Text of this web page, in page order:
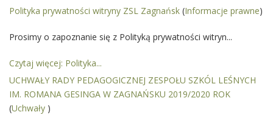
Polityka prywatności witryny ZSL Zagnańsk (Informacje prawne)
Prosimy o zapoznanie się z Polityką prywatności witryn...
Czytaj więcej: Polityka...
UCHWAŁY RADY PEDAGOGICZNEJ ZESPOŁU SZKÓL LEŚNYCH
IM. ROMANA GESINGA W ZAGNAŃSKU 2019/2020 ROK
(Uchwały )